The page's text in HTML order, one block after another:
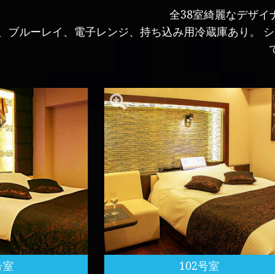
全38室綺麗なデザイ
ブルーレイ、電子レンジ、持ち込み用冷蔵庫あり。
102号室